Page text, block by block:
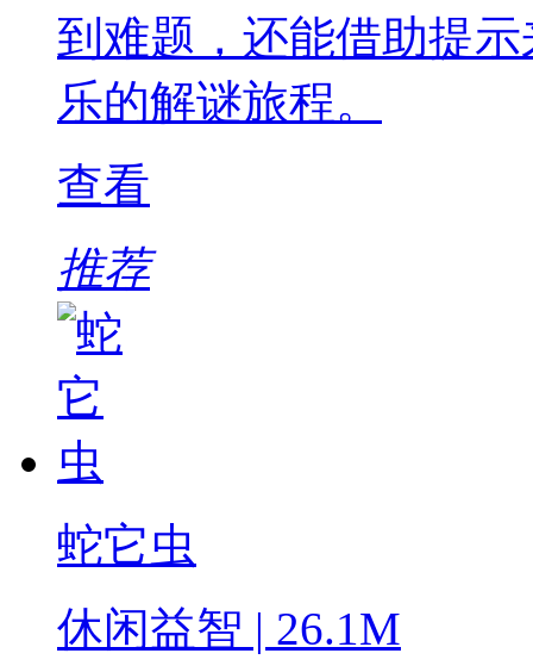
到难题，还能借助提
乐的解谜旅程。
查看
推荐
蛇它虫
休闲益智 | 26.1M